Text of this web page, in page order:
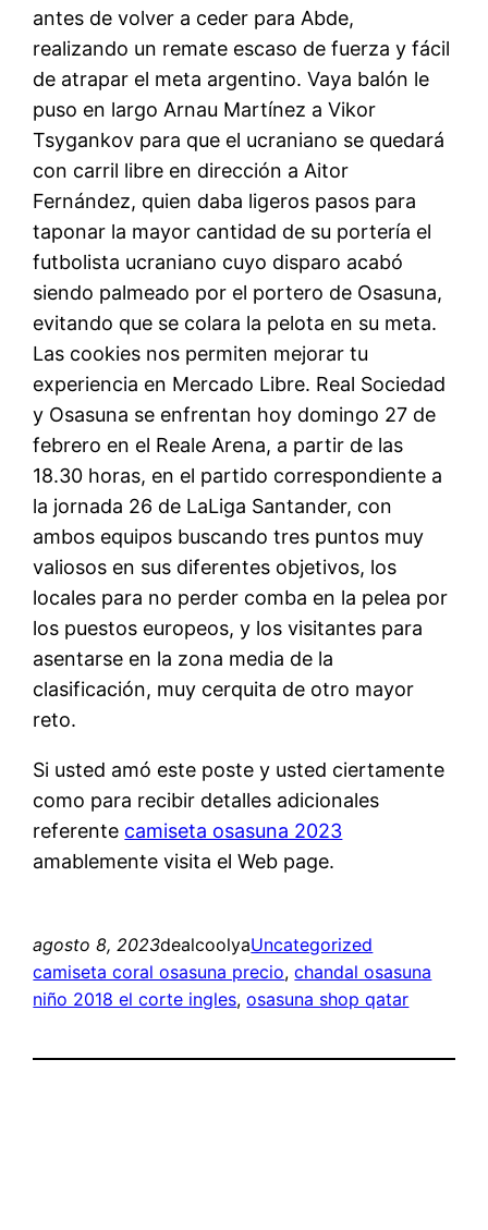
antes de volver a ceder para Abde,
realizando un remate escaso de fuerza y fácil
de atrapar el meta argentino. Vaya balón le
puso en largo Arnau Martínez a Vikor
Tsygankov para que el ucraniano se quedará
con carril libre en dirección a Aitor
Fernández, quien daba ligeros pasos para
taponar la mayor cantidad de su portería el
futbolista ucraniano cuyo disparo acabó
siendo palmeado por el portero de Osasuna,
evitando que se colara la pelota en su meta.
Las cookies nos permiten mejorar tu
experiencia en Mercado Libre. Real Sociedad
y Osasuna se enfrentan hoy domingo 27 de
febrero en el Reale Arena, a partir de las
18.30 horas, en el partido correspondiente a
la jornada 26 de LaLiga Santander, con
ambos equipos buscando tres puntos muy
valiosos en sus diferentes objetivos, los
locales para no perder comba en la pelea por
los puestos europeos, y los visitantes para
asentarse en la zona media de la
clasificación, muy cerquita de otro mayor
reto.
Si usted amó este poste y usted ciertamente
como para recibir detalles adicionales
referente camiseta osasuna 2023
amablemente visita el Web page.
agosto 8, 2023dealcoolyaUncategorized
camiseta coral osasuna precio, chandal osasuna
niño 2018 el corte ingles, osasuna shop qatar